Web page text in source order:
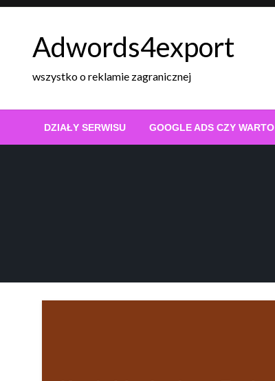
Skip
Adwords4export
wszystko o reklamie zagranicznej
DZIAŁY SERWISU GOOGLE ADS CZY WARTO